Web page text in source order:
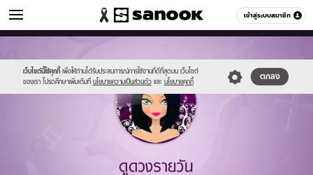
เข้าสู่ระบบสมาชิก
ดูดวง หมวดอื่นๆ
เว็บไซต์นี้ใช้คุกกี้ เพื่อให้ท่านได้รับประสบการณ์การใช้งานที่ดีที่สุดบน เว็บไซต์
ของเรา โปรดศึกษาเพิ่มเติมที่ นโยบายความเป็นส่วนตัว และ นโยบายคุกกี้
ตกลง
new-
sanook.png